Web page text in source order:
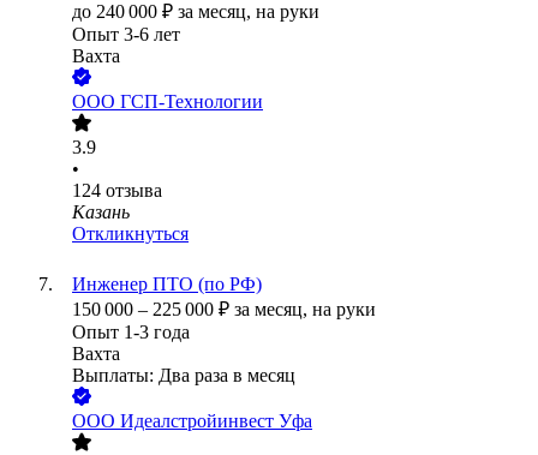
до 240 000 ₽ за месяц, на руки
Опыт 3-6 лет
Вахта
ООО ГСП-Технологии
3.9
•
124 отзыва
Казань
Откликнуться
Инженер ПТО (по РФ)
150 000 – 225 000 ₽ за месяц, на руки
Опыт 1-3 года
Вахта
Выплаты: Два раза в месяц
ООО Идеалстройинвест Уфа